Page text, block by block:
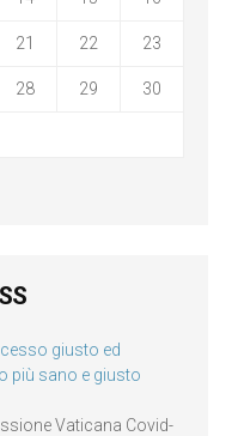
21 22 23
28 29 30
giusto ed
più sano e giusto
Vaticana Covid-